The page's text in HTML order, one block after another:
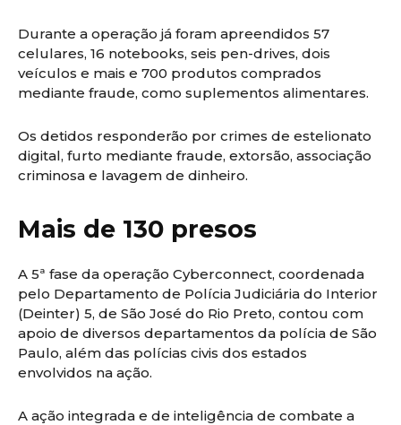
Durante a operação já foram apreendidos 57
celulares, 16 notebooks, seis pen-drives, dois
veículos e mais e 700 produtos comprados
mediante fraude, como suplementos alimentares.
Os detidos responderão por crimes de estelionato
digital, furto mediante fraude, extorsão, associação
criminosa e lavagem de dinheiro.
Mais de 130 presos
A 5ª fase da operação Cyberconnect, coordenada
pelo Departamento de Polícia Judiciária do Interior
(Deinter) 5, de São José do Rio Preto, contou com
apoio de diversos departamentos da polícia de São
Paulo, além das polícias civis dos estados
envolvidos na ação.
A ação integrada e de inteligência de combate a